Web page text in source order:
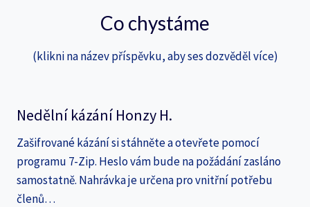
Co chystáme
(klikni na název příspěvku, aby ses dozvěděl více)
Nedělní kázání Honzy H.
Zašifrované kázání si stáhněte a otevřete pomocí
programu 7-Zip. Heslo vám bude na požádání zasláno
samostatně. Nahrávka je určena pro vnitřní potřebu
členů…